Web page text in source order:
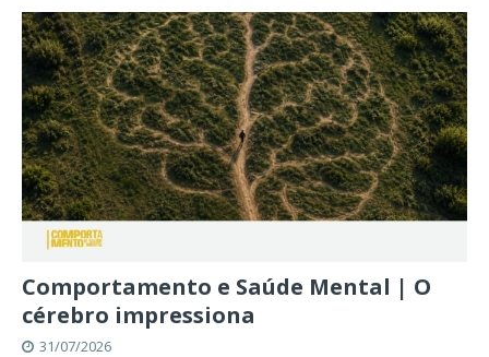
Comportamento e Saúde Mental | O
cérebro impressiona
31/07/2026